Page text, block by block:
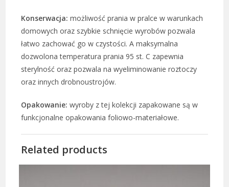
Konserwacja:możliwość prania w pralce w warunkach
domowych oraz szybkie schnięcie wyrobów pozwala
łatwo zachować go w czystości. A maksymalna
dozwolona temperatura prania 95 st. C zapewnia
sterylność oraz pozwala na wyeliminowanie roztoczy
oraz innych drobnoustrojów.
Opakowanie: wyroby z tej kolekcji zapakowane są w
funkcjonalne opakowania foliowo-materiałowe.
Related products